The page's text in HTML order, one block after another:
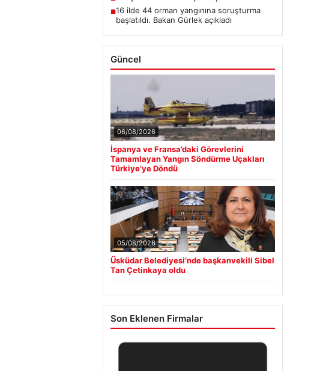
■16 ilde 44 orman yangınına soruşturma
başlatıldı. Bakan Gürlek açıkladı
Güncel
06/08/2026
İspanya ve Fransa’daki Görevlerini
Tamamlayan Yangın Söndürme Uçakları
Türkiye’ye Döndü
05/08/2026
Üsküdar Belediyesi’nde başkanvekili Sibel
Tan Çetinkaya oldu
Son Eklenen Firmalar